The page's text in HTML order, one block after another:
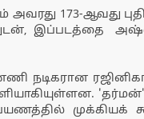
அவரது 173-ஆவது
இப்படத்தை
நடிகரான
முக்கியக்